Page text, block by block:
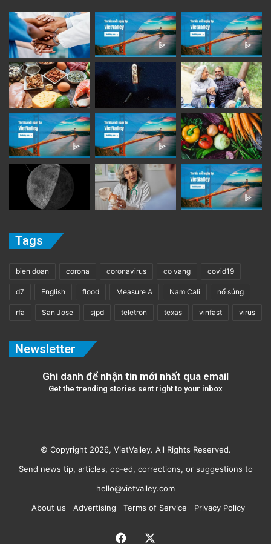
advertisement
Tags
bien doan corona coronavirus co vang covid19
d7 English flood Measure A Nam Cali nổ súng
rfa San Jose sjpd teletron texas vinfast virus
Newsletter
Ghi danh để nhận tin mới nhất qua email
Get the trending stories sent right to your inbox
© Copyright 2026, VietValley. All Rights Reserved.
Send news tip, articles, op-ed, corrections, or suggestions to
hello@vietvalley.com
About us
Advertising Terms of Service Privacy Policy
Facebook